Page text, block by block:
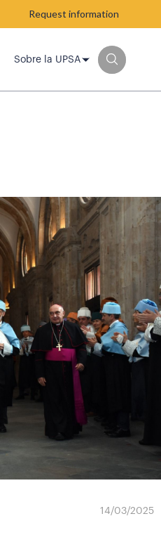
Request information
Sobre la UPSA
14/03/2025